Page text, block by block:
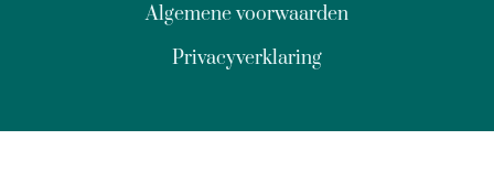
Privacyverklaring
Algemene voorwaarden